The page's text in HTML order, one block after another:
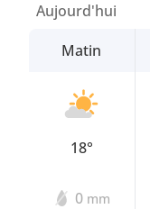
Aujourd'hui
Matin
18°
0 mm